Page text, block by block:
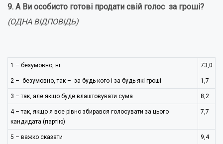
9. А Ви особисто готові продати свій голос за гроші?
(ОДНА ВІДПОВІДЬ)
1 – безумовно, ні 73,0
2 – безумовно, так – за будь-кого і за будь-які гроші 1,7
3 – так, але якщо буде влаштовувати сума 8,2
4 – так, якщо я все рівно збирався голосувати за цього
кандидата (партію)
7,7
5 – важко сказати 9,4